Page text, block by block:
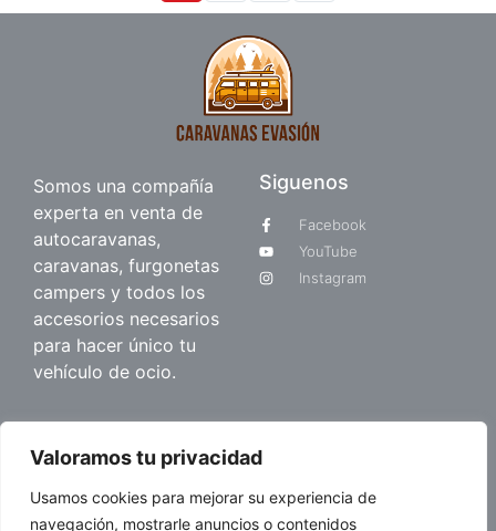
Valoramos tu privacidad
Usamos cookies para mejorar su experiencia de
navegación, mostrarle anuncios o contenidos
Somos una compañía
experta en venta de
autocaravanas,
caravanas, furgonetas
campers y todos los
accesorios necesarios
para hacer único tu
vehículo de ocio.
Siguenos
Facebook
YouTube
Instagram
Blog